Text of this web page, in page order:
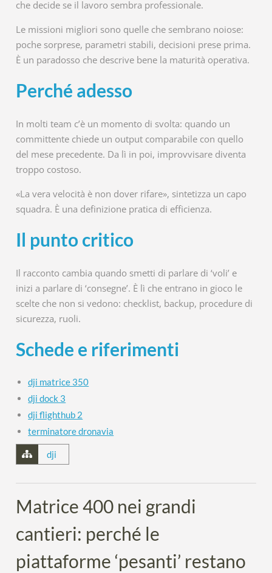
che decide se il lavoro sembra professionale.
Le missioni migliori sono quelle che sembrano noiose:
poche sorprese, parametri stabili, decisioni prese prima.
È un paradosso che descrive bene la maturità operativa.
Perché adesso
In molti team c’è un momento di svolta: quando un
committente chiede un output comparabile con quello
del mese precedente. Da lì in poi, improvvisare diventa
troppo costoso.
«La vera velocità è non dover rifare», sintetizza un capo
squadra. È una definizione pratica di efficienza.
Il punto critico
Il racconto cambia quando smetti di parlare di ‘voli’ e
inizi a parlare di ‘consegne’. È lì che entrano in gioco le
scelte che non si vedono: checklist, backup, procedure di
sicurezza, ruoli.
Schede e riferimenti
dji matrice 350
dji dock 3
dji flighthub 2
terminatore dronavia
dji
Matrice 400 nei grandi
cantieri: perché le
piattaforme ‘pesanti’ restano